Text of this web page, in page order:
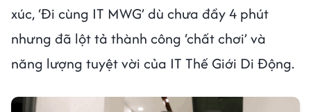
xúc, ‘Đi cùng IT MWG’ dù chưa đầy 4 phút
nhưng đã lột tả thành công ‘chất chơi’ và
năng lượng tuyệt vời của IT Thế Giới Di Động.